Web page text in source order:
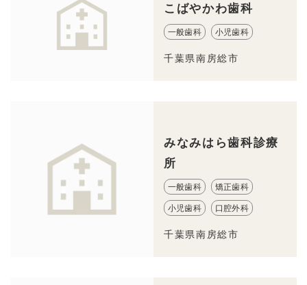
こばやかわ歯科
一般歯科 小児歯科
千葉県南房総市
みなみはら歯科診療
所
一般歯科 矯正歯科
小児歯科 口腔外科
千葉県南房総市